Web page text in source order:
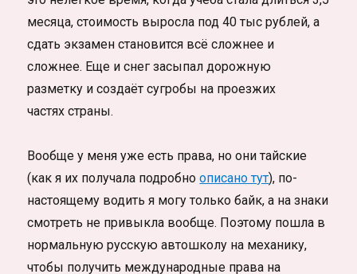
месяца, стоимость выросла под 40 тыс рублей, а
сдать экзамен становится всё сложнее и
сложнее. Еще и снег засыпал дорожную
разметку и создаёт сугробы на проезжих
частях страны.
Вообще у меня уже есть права, но они тайские
(как я их получала подробноописано тут), по-
настоящему водить я могу только байк, а на знаки
смотреть не привыкла вообще. Поэтому пошла в
нормальную русскую автошколу на механику,
чтобы получить международные права на